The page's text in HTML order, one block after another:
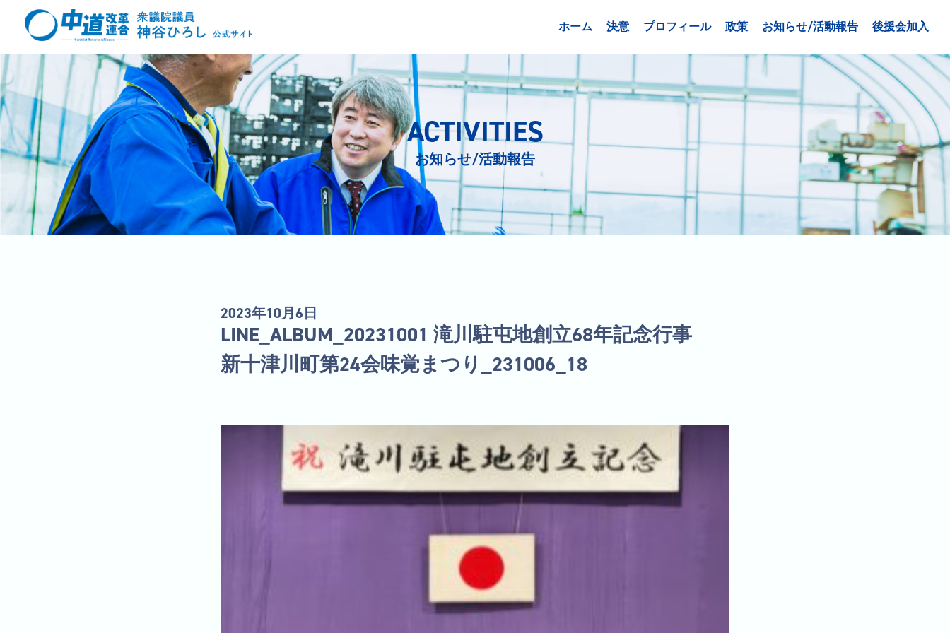
ホーム 決意 プロフィール 政策 お知らせ/活動報告 後援会加入
ACTIVITIES
お知らせ/活動報告
2023年10月6日
LINE_ALBUM_20231001 滝川駐屯地創立68年記念行事
新十津川町第24会味覚まつり_231006_18